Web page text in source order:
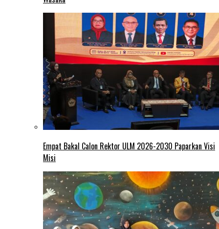
Empat Bakal Calon Rektor ULM 2026-2030 Paparkan Visi
Misi